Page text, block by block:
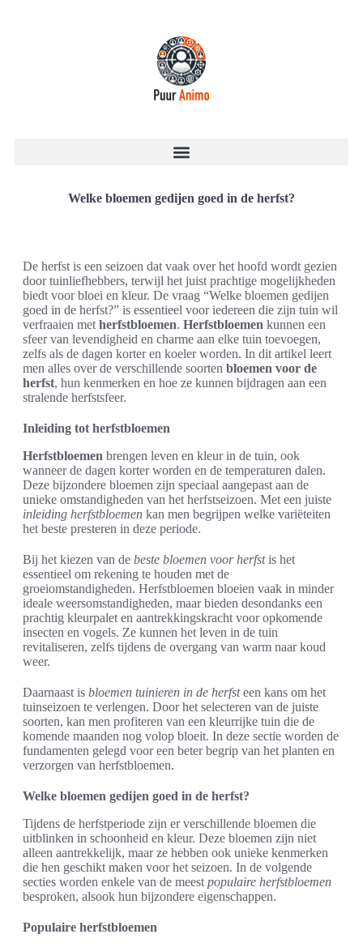
Welke bloemen gedijen goed in de herfst?
De herfst is een seizoen dat vaak over het hoofd wordt gezien
door tuinliefhebbers, terwijl het juist prachtige mogelijkheden
biedt voor bloei en kleur. De vraag “Welke bloemen gedijen
goed in de herfst?” is essentieel voor iedereen die zijn tuin wil
verfraaien met herfstbloemen. Herfstbloemen kunnen een
sfeer van levendigheid en charme aan elke tuin toevoegen,
zelfs als de dagen korter en koeler worden. In dit artikel leert
men alles over de verschillende soorten bloemen voor de
herfst, hun kenmerken en hoe ze kunnen bijdragen aan een
stralende herfstsfeer.
Inleiding tot herfstbloemen
Herfstbloemen brengen leven en kleur in de tuin, ook
wanneer de dagen korter worden en de temperaturen dalen.
Deze bijzondere bloemen zijn speciaal aangepast aan de
unieke omstandigheden van het herfstseizoen. Met een juiste
inleiding herfstbloemen kan men begrijpen welke variëteiten
het beste presteren in deze periode.
Bij het kiezen van de beste bloemen voor herfstis het
essentieel om rekening te houden met de
groeiomstandigheden. Herfstbloemen bloeien vaak in minder
ideale weersomstandigheden, maar bieden desondanks een
prachtig kleurpalet en aantrekkingskracht voor opkomende
insecten en vogels. Ze kunnen het leven in de tuin
revitaliseren, zelfs tijdens de overgang van warm naar koud
weer.
Daarnaast is bloemen tuinieren in de herfsteen kans om het
tuinseizoen te verlengen. Door het selecteren van de juiste
soorten, kan men profiteren van een kleurrijke tuin die de
komende maanden nog volop bloeit. In deze sectie worden de
fundamenten gelegd voor een beter begrip van het planten en
verzorgen van herfstbloemen.
Welke bloemen gedijen goed in de herfst?
Tijdens de herfstperiode zijn er verschillende bloemen die
uitblinken in schoonheid en kleur. Deze bloemen zijn niet
alleen aantrekkelijk, maar ze hebben ook unieke kenmerken
die hen geschikt maken voor het seizoen. In de volgende
secties worden enkele van de meest populaire herfstbloemen
besproken, alsook hun bijzondere eigenschappen.
Populaire herfstbloemen